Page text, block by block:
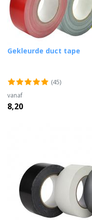
Gekleurde duct tape
(45)
vanaf
8,20